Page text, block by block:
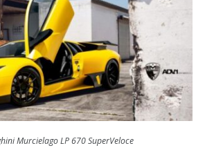
Murcielago LP 670 SuperVeloce